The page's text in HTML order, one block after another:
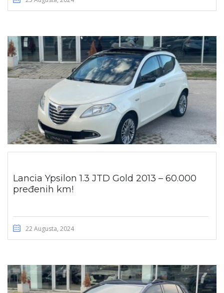
Lancia Ypsilon 1.3 JTD Gold 2013 – 60.000
pređenih km!
22 Augusta, 2024